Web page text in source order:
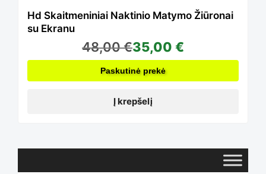
Hd Skaitmeniniai Naktinio Matymo Žiūronai
su Ekranu
48,00€35,00 €
Paskutinė prekė
Į krepšelį